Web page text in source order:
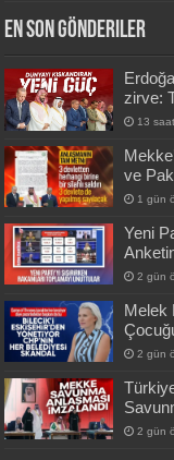
En Son Gönderiler
zirve:
13
ve
1 gün
Yeni
2 gün
Melek
2 gün
2 gün